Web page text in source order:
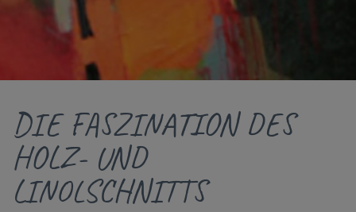
DIE FASZINATION DES
HOLZ- UND
LINOLSCHNITTS